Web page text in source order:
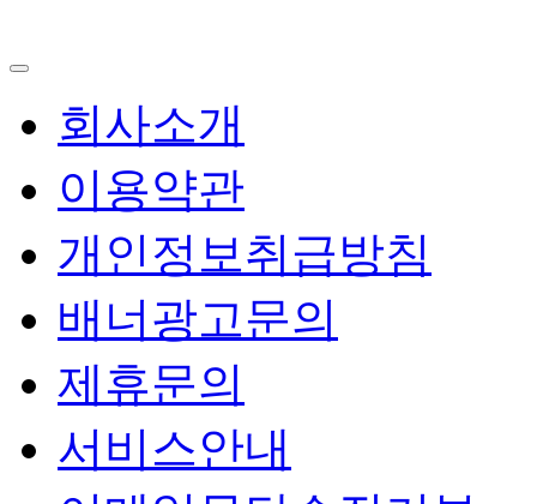
회사소개
이용약관
개인정보취급방침
배너광고문의
제휴문의
서비스안내